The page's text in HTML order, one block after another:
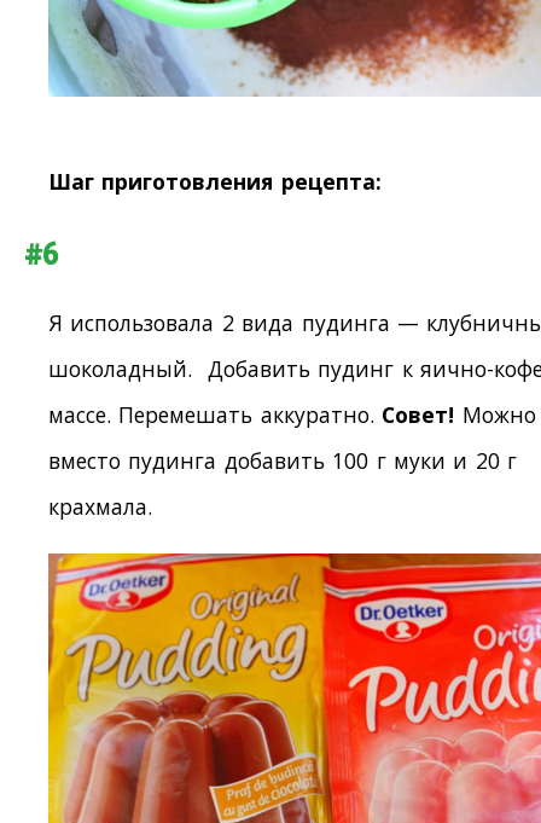
Шаг приготовления рецепта:
#6
Я использовала 2 вида пудинга —
шоколадный. Добавить пудинг к яично-
массе. Перемешать аккуратно. Совет! Можно
вместо пудинга добавить 100 г муки и 20 г
крахмала.